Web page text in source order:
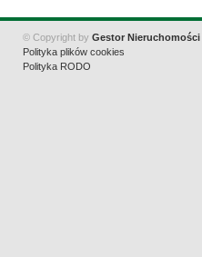
© Copyright by Gestor Nieruchomości
Polityka plików cookies
Polityka RODO